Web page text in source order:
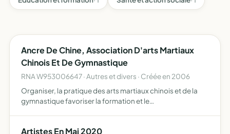
Ancre De Chine, Association D'arts Martiaux
Chinois Et De Gymnastique
RNA W953006647 · Autres et divers · Créée en 2006
Organiser, la pratique des arts martiaux chinois et de la
gymnastique favoriser la formation et le
cadre de son act…
Artistes En Mai 2020